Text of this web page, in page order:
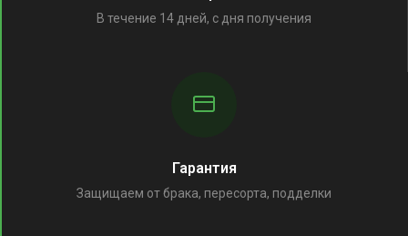
В течение 14 дней, с дня получения
Гарантия
Защищаем от брака, пересорта, подделки